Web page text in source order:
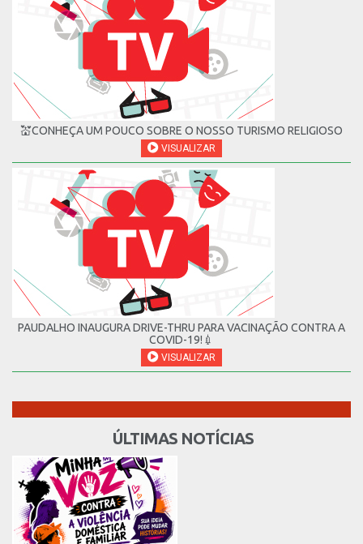
💒CONHEÇA UM POUCO SOBRE O NOSSO TURISMO RELIGIOSO
VISUALIZAR
PAUDALHO INAUGURA DRIVE-THRU PARA VACINAÇÃO CONTRA A
COVID-19!💉
VISUALIZAR
ÚLTIMAS NOTÍCIAS